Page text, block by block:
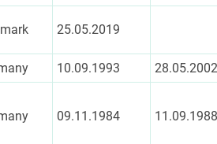
25.05.2019
10.09.1993
28.05.2002
09.11.1984 11.09.1988